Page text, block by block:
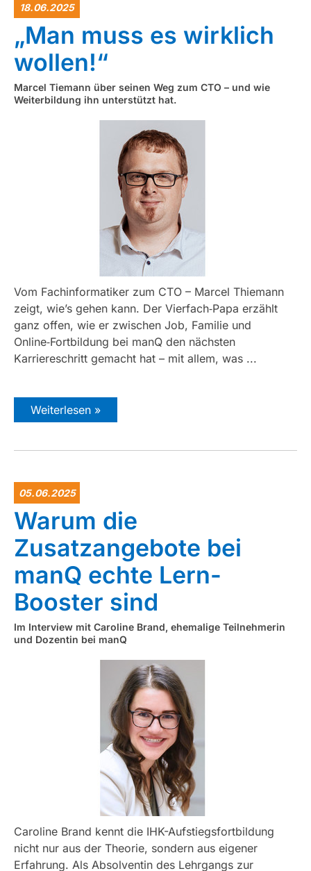
18.06.2025
„Man muss es wirklich
wollen!“
Marcel Tiemann über seinen Weg zum CTO – und wie
Weiterbildung ihn unterstützt hat.
Vom Fachinformatiker zum CTO – Marcel Thiemann
zeigt, wie’s gehen kann. Der Vierfach‑Papa erzählt
ganz offen, wie er zwischen Job, Familie und
Online‑Fortbildung bei manQ den nächsten
Karriereschritt gemacht hat – mit allem, was ...
Weiterlesen »
05.06.2025
Warum die
Zusatzangebote bei
manQ echte Lern-
Booster sind
Im Interview mit Caroline Brand, ehemalige Teilnehmerin
und Dozentin bei manQ
Caroline Brand kennt die IHK-Aufstiegsfortbildung
nicht nur aus der Theorie, sondern aus eigener
Erfahrung. Als Absolventin des Lehrgangs zur